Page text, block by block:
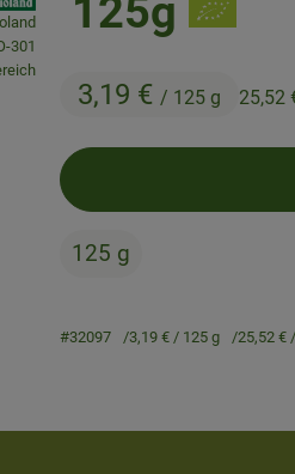
125g
3,19 € / 125 g 25,52
301
125 g
#32097 3,19 € / 125 g 25,52 €